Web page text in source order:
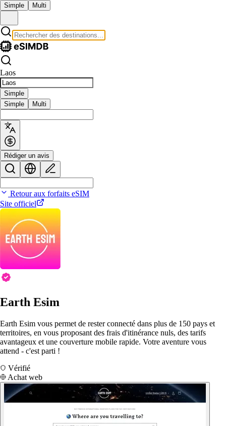
Simple Multi
Laos
Simple
Simple
Multi
Rédiger un avis
Retour aux forfaits eSIM
Site officiel
Earth Esim
Earth Esim vous permet de rester connecté dans plus de 150 pays et
territoires, en vous proposant des frais d'itinérance nuls, des tarifs
avantageux et une couverture mobile rapide. Votre aventure vous
attend - c'est parti !
Vérifié
Achat web